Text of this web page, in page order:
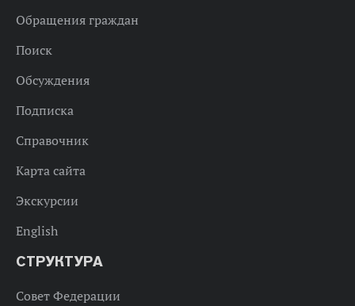
Обращения граждан
Поиск
Обсуждения
Подписка
Справочник
Карта сайта
Экскурсии
English
СТРУКТУРА
Совет Федерации